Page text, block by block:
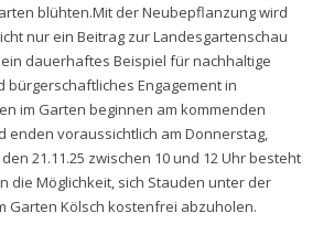
blühten.Mit der Neubepflanzung wird
nur ein Beitrag zur Landesgartenschau
dauerhaftes Beispiel für nachhaltige
bürgerschaftliches Engagement in
im Garten beginnen am kommenden
enden voraussichtlich am Donnerstag,
den 21.11.25 zwischen 10 und 12 Uhr besteht
die Möglichkeit, sich Stauden unter der
Garten Kölsch kostenfrei abzuholen.